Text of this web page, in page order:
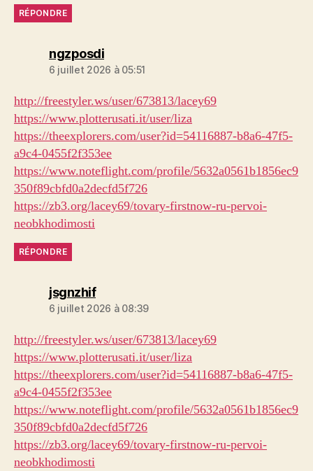
RÉPONDRE
ngzposdidit :
6 juillet 2026 à 05:51
http://freestyler.ws/user/673813/lacey69
https://www.plotterusati.it/user/liza
https://theexplorers.com/user?id=54116887-b8a6-47f5-
a9c4-0455f2f353ee
https://www.noteflight.com/profile/5632a0561b1856ec9
350f89cbfd0a2decfd5f726
https://zb3.org/lacey69/tovary-firstnow-ru-pervoi-
neobkhodimosti
RÉPONDRE
jsgnzhifdit :
6 juillet 2026 à 08:39
http://freestyler.ws/user/673813/lacey69
https://www.plotterusati.it/user/liza
https://theexplorers.com/user?id=54116887-b8a6-47f5-
a9c4-0455f2f353ee
https://www.noteflight.com/profile/5632a0561b1856ec9
350f89cbfd0a2decfd5f726
https://zb3.org/lacey69/tovary-firstnow-ru-pervoi-
neobkhodimosti